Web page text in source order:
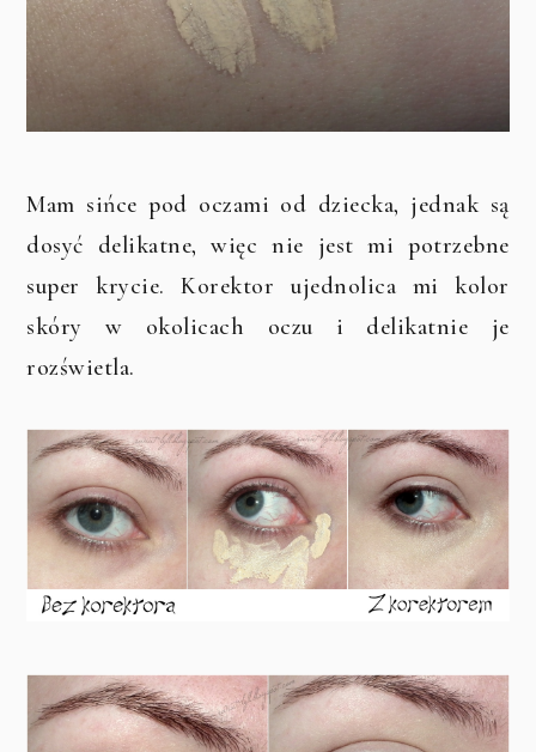
Mam sińce pod oczami od dziecka, jednak są
dosyć delikatne, więc nie jest mi potrzebne
super krycie. Korektor ujednolica mi kolor
skóry w okolicach oczu i delikatnie je
rozświetla.